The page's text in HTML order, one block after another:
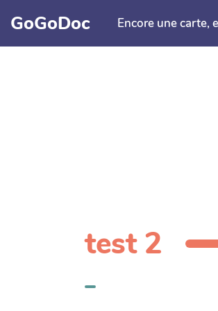
Aller au contenu principal
GoGoDoc Encore une carte,
test 2